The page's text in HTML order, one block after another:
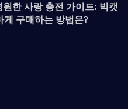
한 사랑 충전 가이드: 빅캣
게 구매하는 방법은?